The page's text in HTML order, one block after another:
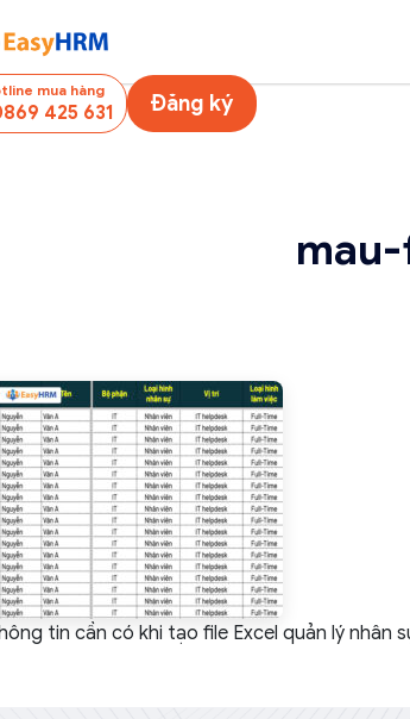
mua hàng
425 631 Đăng ký
tin cần có khi tạo file Excel quản lý nhân